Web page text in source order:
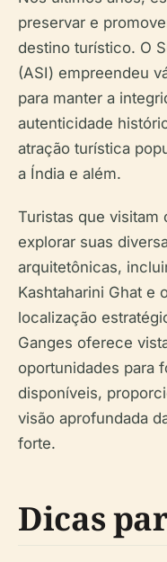
preservar e
destino turístico. O
(ASI) empreendeu
para manter a
autenticidade
atração turística
a Índia e além.
Turistas que visitam
explorar suas
arquitetônicas,
Kashtaharini Ghat e
localização
Ganges oferece
oportunidades para
disponíveis,
visão aprofundada
forte.
Dicas